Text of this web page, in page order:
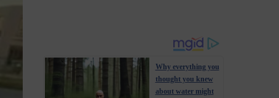
Why everything you
thought you knew
about water might